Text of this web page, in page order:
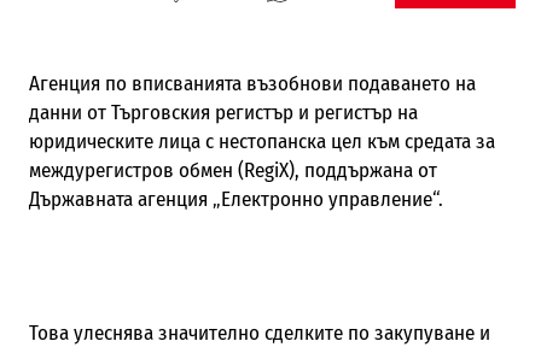
Агенция по вписванията възобнови подаването на
данни от Търговския регистър и регистър на
юридическите лица с нестопанска цел към средата за
междурегистров обмен (RegiX), поддържана от
Държавната агенция „Електронно управление“.
Това улеснява значително сделките по закупуване и